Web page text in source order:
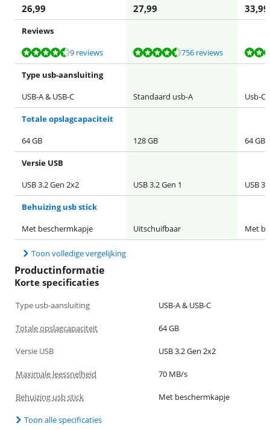
26,99
27,99 33,99
Reviews
Beoordeling is 9,2 van de 10, gebaseerd op 9 reviews.
9 reviews
Beoordeling is 9,1 van de 10, gebaseerd op 756 reviews.756 reviews
Beoordeling is 9,2 van de 10, gebaseerd op 57 reviews.
Beoordeling is 9,2 van de 10, gebaseerd op 337 reviews.
Beoordeling is 7,0 van de 10, gebaseerd op 5 reviews.
Type usb-aansluiting
USB-A & USB-C
Standaard usb-A Usb-C
Totale opslagcapaciteit
64 GB
128 GB 64 GB
Versie USB
USB 3.2 Gen 2x2
USB 3.2 Gen 1 USB
Behuizing usb stick
Met beschermkapje
Uitschuifbaar Met
Toon volledige vergelijking
Productinformatie
Korte specificaties
Type usb-aansluiting USB-A & USB-C
Totale opslagcapaciteit 64 GB
Versie USB USB 3.2 Gen 2x2
Maximale leessnelheid 70 MB/s
Behuizing usb stick Met beschermkapje
Toon alle specificaties